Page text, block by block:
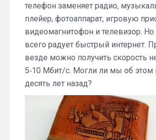
телефон заменяет радио,
плейер, фотоаппарат, игровую
видеомагнитофон и телевизор.
всего радует быстрый интернет.
везде можно получить скорость
5‑10 Мбит/с. Могли ли мы об этом
десять лет назад?